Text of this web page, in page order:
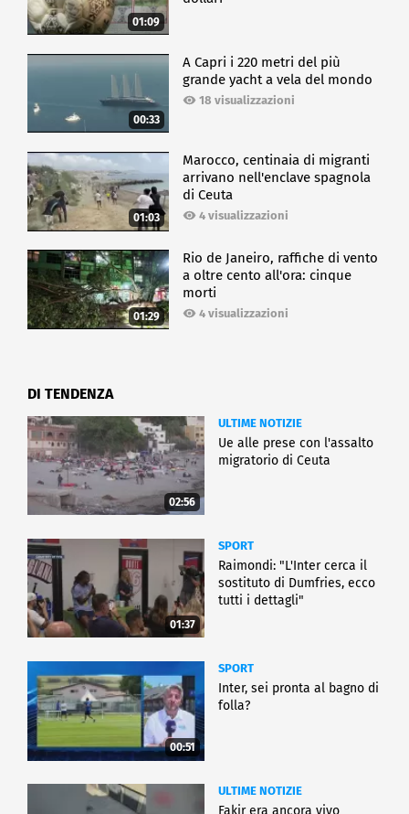
01:09
00:33
A Capri i 220 metri del più
grande yacht a vela del mondo
18 visualizzazioni
01:03
Marocco, centinaia di migranti
arrivano nell'enclave spagnola
di Ceuta
4 visualizzazioni
01:29
Rio de Janeiro, raffiche di vento
a oltre cento all'ora: cinque
morti
4 visualizzazioni
DI TENDENZA
02:56
ULTIME NOTIZIE
Ue alle prese con l'assalto
migratorio di Ceuta
01:37
SPORT
Raimondi: "L'Inter cerca il
sostituto di Dumfries, ecco
tutti i dettagli"
00:51
SPORT
Inter, sei pronta al bagno di
folla?
ULTIME NOTIZIE
Fakir era ancora vivo